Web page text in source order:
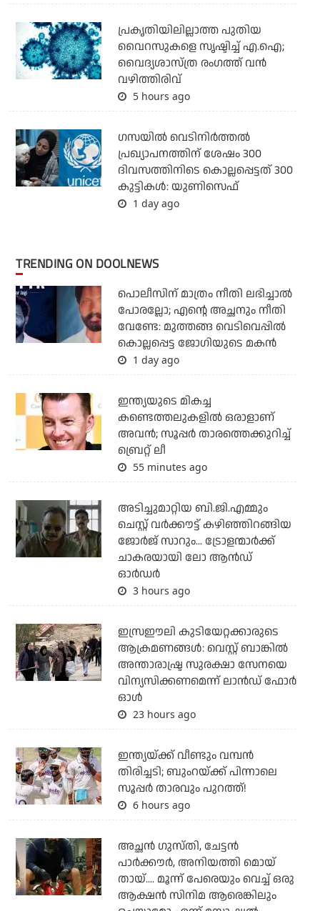
പ്രകൃതിയിലില്ലാത്ത പുതിയ
വൈറസുകളെ സൃഷ്ടിച്ച് എ.ഐ;
വൈദ്യശാസ്ത്ര രംഗത്ത് വന്‍
വഴിത്തിരിവ്
5 hours ago
ഗസയില്‍ വെടിനിര്‍ത്തല്‍
പ്രഖ്യാപനത്തിന് ശേഷം 300
ദിവസത്തിനിടെ കൊല്ലപ്പെട്ടത് 300
കുട്ടികള്‍: യുണിസെഫ്
1 day ago
TRENDING ON DOOLNEWS
പൊലീസിന് മാത്രം നീതി ലഭിച്ചാല്‍
പോരല്ലോ; എന്റെ അച്ഛനും നീതി
വേണ്ടേ: മുത്തങ്ങ വെടിവെപ്പില്‍
കൊല്ലപ്പെട്ട ജോഗിയുടെ മകന്‍
1 day ago
ഇന്ത്യയുടെ മികച്ച
കണ്ടെത്തലുകളില്‍ ഒരാളാണ്
അവന്‍; സൂപ്പര്‍ താരത്തെക്കുറിച്ച്
ബ്രെറ്റ് ലീ
55 minutes ago
അടിച്ചുമാറ്റിയ ബി.ജി.എമ്മും
ചെസ്റ്റ് വര്‍ക്കൗട്ട് കഴിഞ്ഞിറങ്ങിയ
ജോര്‍ജ് സാറും... ട്രോളന്മാര്‍ക്ക്
ചാകരയായി ലോ ആന്‍ഡ്
ഓര്‍ഡര്‍
3 hours ago
ഇസ്രഈലി കുടിയേറ്റക്കാരുടെ
ആക്രമണങ്ങള്‍: വെസ്റ്റ് ബാങ്കില്‍
അന്താരാഷ്ട്ര സുരക്ഷാ സേനയെ
വിന്യസിക്കണമെന്ന് ലാന്‍ഡ് ഫോര്‍
ഓള്‍
23 hours ago
ഇന്ത്യയ്ക്ക് വീണ്ടും വമ്പന്‍
തിരിച്ചടി; ബുംറയ്ക്ക് പിന്നാലെ
സൂപ്പര്‍ താരവും പുറത്ത്!
6 hours ago
അച്ഛന്‍ ഗുസ്തി, ചേട്ടന്‍
പാര്‍ക്കൗര്‍, അനിയത്തി മൊയ്
തായ്.... മൂന്ന് പേരെയും വെച്ച് ഒരു
ആക്ഷന്‍ സിനിമ ആരെങ്കിലും